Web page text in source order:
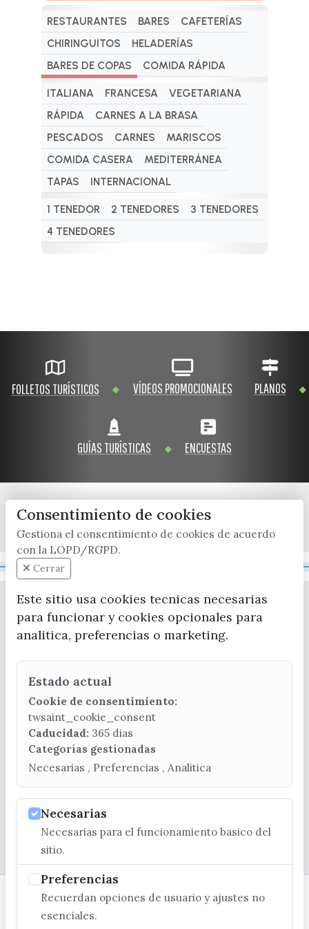
RESTAURANTES BARES
CAFETERÍAS
CHIRINGUITOS
HELADERÍAS
BARES DE COPAS
COMIDA RÁPIDA
ITALIANA FRANCESA
VEGETARIANA
RÁPIDA
CARNES A LA BRASA
PESCADOS
CARNES
MARISCOS
COMIDA CASERA
MEDITERRÁNEA
TAPAS
INTERNACIONAL
1 TENEDOR 2 TENEDORES
3 TENEDORES
4 TENEDORES
FOLLETOS TURÍSTICOS VÍDEOS PROMOCIONALES PLANOS
GUÍAS TURÍSTICAS ENCUESTAS
x / twitter facebook youtube instagram
CONTACTA CON LA OFICINA DE TURISMO
(+34) 952 541 104
turismo@velezmalaga.es
C/ Poniente, 2. CP 29740 - Torre del Mar
Consentimiento de cookies
Gestiona el consentimiento de cookies de acuerdo
con la LOPD/RGPD.
Cerrar
Este sitio usa cookies tecnicas necesarias
para funcionar y cookies opcionales para
analitica, preferencias o marketing.
Estado actual
Cookie de consentimiento:
twsaint_cookie_consent
Caducidad: 365 dias
Categorias gestionadas
Necesarias , Preferencias , Analitica
Necesarias
Necesarias para el funcionamiento basico del
sitio.
Preferencias
Recuerdan opciones de usuario y ajustes no
esenciales.